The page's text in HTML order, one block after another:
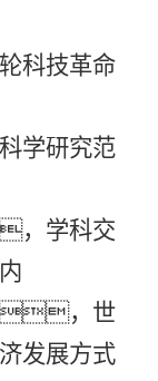
技革命
研究范
学科交
，世
发展方式